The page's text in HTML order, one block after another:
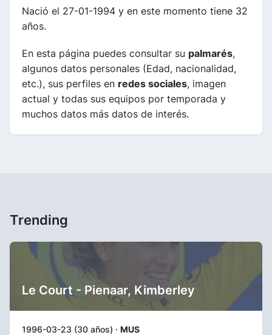
Nació el 27-01-1994 y en este momento tiene 32
años.
En esta página puedes consultar su palmarés,
algunos datos personales (Edad, nacionalidad,
etc.), sus perfiles en redes sociales, imagen
actual y todas sus equipos por temporada y
muchos datos más datos de interés.
Trending
Le Court - Pienaar, Kimberley
1996-03-23 (30 años) · MUS